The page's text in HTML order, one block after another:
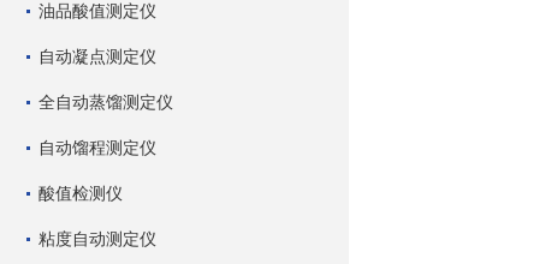
油品酸值测定仪
自动凝点测定仪
全自动蒸馏测定仪
自动馏程测定仪
酸值检测仪
粘度自动测定仪